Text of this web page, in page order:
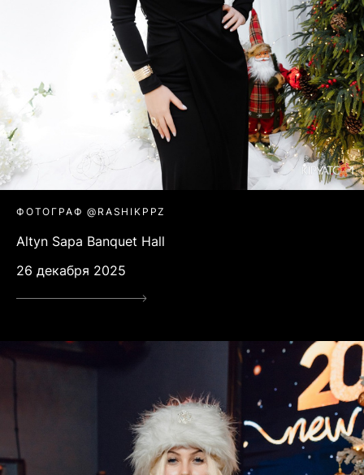
ФОТОГРАФ @RASHIKPPZ
Altyn Sapa Banquet Hall
26 декабря 2025